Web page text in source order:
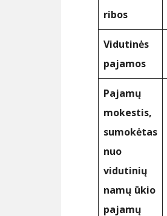
ribos
Vidutinės
pajamos
Pajamų
mokestis,
sumokėtas
nuo
vidutinių
namų ūkio
pajamų